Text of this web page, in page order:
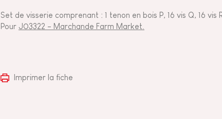
Set de visserie comprenant : 1 tenon en bois P, 16 vis Q, 16 vis
Pour J03322 - Marchande Farm Market.
Imprimer la fiche